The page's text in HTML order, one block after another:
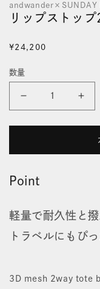
ィ
ア
(1)
開
andwander×SUNDAY
リップストッ
通
価
¥24,200
数量
ッ
ッ
プ
ウ
ッ
ッ
プ
ウ
Point
軽量で耐久性と撥
トラベルにもぴ
3D mesh 2way tote